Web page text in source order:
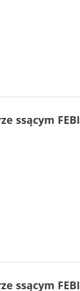
ssącym FEBI
ssącym FEBI